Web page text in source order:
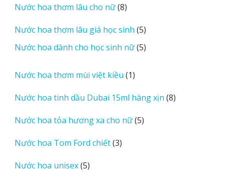
Nước hoa thơm lâu cho nữ 88
phẩm
Nước hoa thơm lâu giá học sinh 55
sản
phẩm
Nước hoa dành cho học sinh nữ 55
Nước hoa thơm mùi việt kiều 11
phẩm
Nước hoa tinh dầu Dubai 15ml hàng xịn 88
Nước hoa tỏa hương xa cho nữ 55
Nước hoa Tom Ford chiết 33
Nước hoa unisex 55